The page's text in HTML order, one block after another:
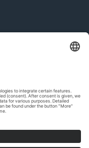
auf, recherchieren
Sie unseren
Abmeldung